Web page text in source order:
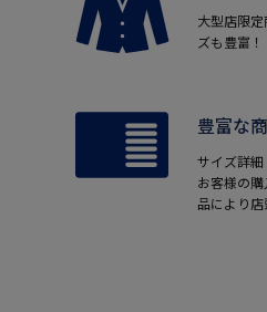
大型店限
ズも豊富！
豊富な
サイズ詳
お客様の
品により店